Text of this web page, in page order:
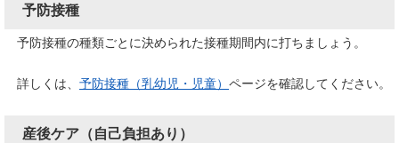
予防接種
予防接種の種類ごとに決められた接種期間内に打ちましょう。
詳しくは、 予防接種（乳幼児・児童） ページを確認してください。
産後ケア（自己負担あり）